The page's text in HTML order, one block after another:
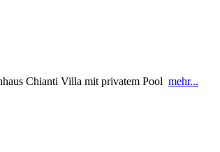
Chianti Villa mit privatem Pool mehr...